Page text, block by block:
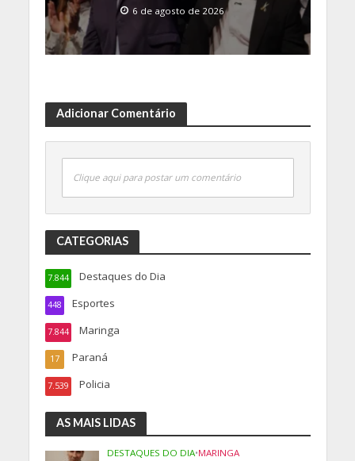
6 de agosto de 2026
Adicionar Comentário
Clique aqui para postar um comentário
CATEGORIAS
Destaques do Dia
7.844
Esportes
448
Maringa
7.844
Paraná
17
Policia
7.539
AS MAIS LIDAS
DESTAQUES DO DIA•MARINGA